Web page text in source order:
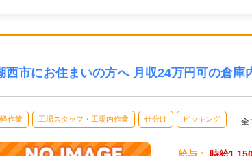
西市にお住まいの方へ 月収24万円可の倉庫
軽作業 工場スタッフ・工場内作業 仕分け ピッキング …全
給与： 時給